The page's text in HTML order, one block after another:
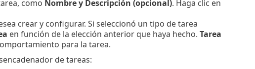
como Nombre y Descripción (opcional). Haga clic en
crear y configurar. Si seleccionó un tipo de tarea
en función de la elección anterior que haya hecho. Tarea
para la tarea.
de tareas: